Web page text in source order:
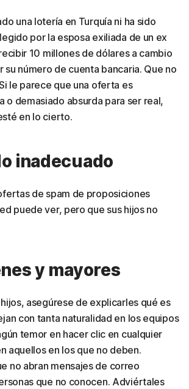
una lotería en Turquía ni ha sido
por la esposa exiliada de un ex
10 millones de dólares a cambio
su número de cuenta bancaria. Que no
le parece que una oferta es
o demasiado absurda para ser real,
en lo cierto.
inadecuado
de spam de proposiciones
puede ver, pero que sus hijos no
y mayores
asegúrese de explicarles qué es
con tanta naturalidad en los equipos
temor en hacer clic en cualquier
aquellos en los que no deben.
no abran mensajes de correo
que no conocen. Adviértales